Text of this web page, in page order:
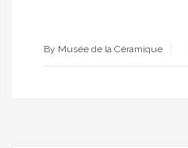
By Musée de la Céramique